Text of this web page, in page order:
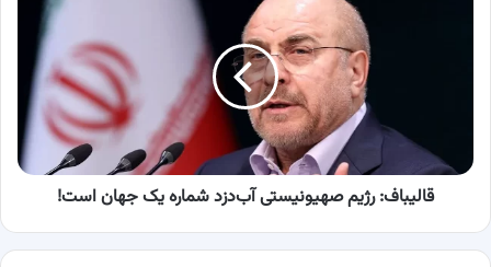
قالیباف: رژیم صهیونیستی آب‌دزد شماره یک جهان است!